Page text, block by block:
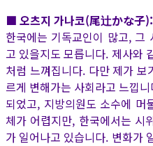
■ 오츠지 가나코(尾辻かな子):
한국에는 기독교인이 많고, 그
고 있을지도 모릅니다. 제사와
처럼 느껴집니다. 다만 제가
르게 변해가는 사회라고 느낍
되었고, 지방의원도 소수에 머
체가 어렵지만, 한국에서는 시
가 일어나고 있습니다. 변화가